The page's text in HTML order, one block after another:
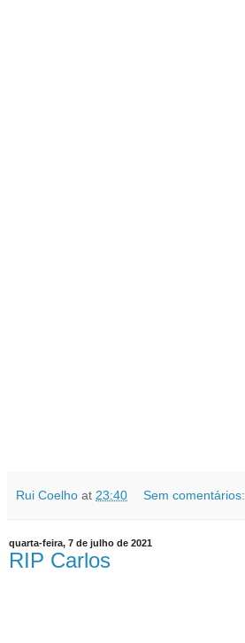
Rui Coelho at 23:40 Sem comentários:
quarta-feira, 7 de julho de 2021
RIP Carlos